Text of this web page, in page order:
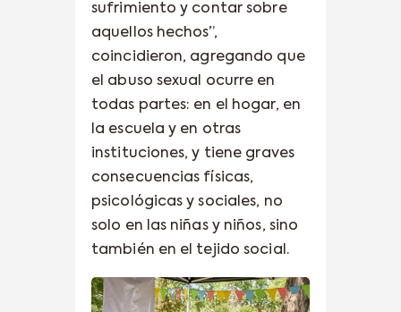
sufrimiento y contar sobre
aquellos hechos”,
coincidieron, agregando que
el abuso sexual ocurre en
todas partes: en el hogar, en
la escuela y en otras
instituciones, y tiene graves
consecuencias físicas,
psicológicas y sociales, no
solo en las niñas y niños, sino
también en el tejido social.